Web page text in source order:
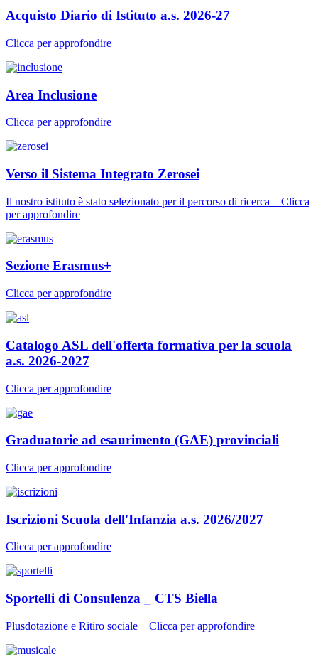
Acquisto Diario di Istituto a.s. 2026-27
Clicca per approfondire
Area Inclusione
Clicca per approfondire
Verso il Sistema Integrato Zerosei
Il nostro istituto è stato selezionato per il percorso di ricerca _ Clicca
per approfondire
Sezione Erasmus+
Clicca per approfondire
Catalogo ASL dell'offerta formativa per la scuola
a.s. 2026-2027
Clicca per approfondire
Graduatorie ad esaurimento (GAE) provinciali
Clicca per approfondire
Iscrizioni Scuola dell'Infanzia a.s. 2026/2027
Clicca per approfondire
Sportelli di Consulenza _ CTS Biella
Plusdotazione e Ritiro sociale _ Clicca per approfondire